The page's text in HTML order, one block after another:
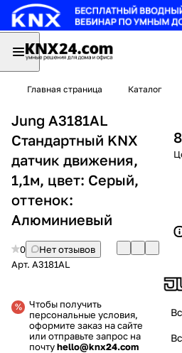
Главная страница Каталог
Jung A3181AL
Стандартный KNX
датчик движения,
1,1м, цвет: Серый,
оттенок:
Алюминиевый
0
Нет отзывов
Арт. A3181AL
Чтобы получить
персональные условия,
оформите заказ на сайте
или отправьте запрос на
почтуhello@knx24.com